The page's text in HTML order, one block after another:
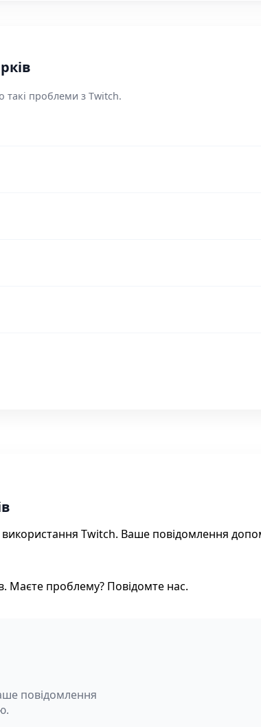
такі проблеми з Twitch.
використання Twitch. Ваше повідомлення
Маєте проблему? Повідомте нас.
повідомлення